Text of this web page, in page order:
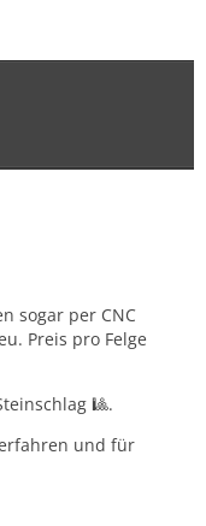
sogar per CNC
Preis pro Felge
🎱.
und für